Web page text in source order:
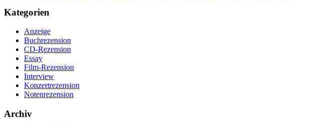
Kategorien
Anzeige
Buchrezension
CD-Rezension
Essay
Film-Rezension
Interview
Konzertrezension
Notenrezension
Archiv